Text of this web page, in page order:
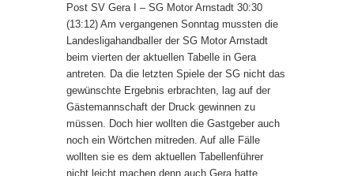
Post SV Gera I – SG Motor Arnstadt 30:30
(13:12) Am vergangenen Sonntag mussten die
Landesligahandballer der SG Motor Arnstadt
beim vierten der aktuellen Tabelle in Gera
antreten. Da die letzten Spiele der SG nicht das
gewünschte Ergebnis erbrachten, lag auf der
Gästemannschaft der Druck gewinnen zu
müssen. Doch hier wollten die Gastgeber auch
noch ein Wörtchen mitreden. Auf alle Fälle
wollten sie es dem aktuellen Tabellenführer
nicht leicht machen denn auch Gera hatte